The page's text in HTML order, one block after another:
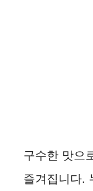
구수한 맛으
즐겨집니다.